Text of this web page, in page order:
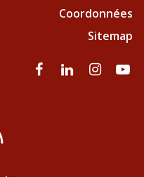
Coordonnées
Sitemap